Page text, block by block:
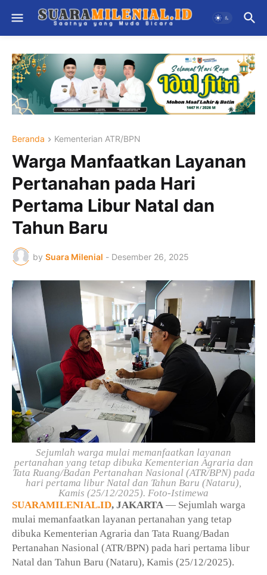
Beranda Kementerian ATR/BPN
Warga Manfaatkan Layanan
Pertanahan pada Hari
Pertama Libur Natal dan
Tahun Baru
by Suara Milenial - Desember 26, 2025
Sejumlah warga mulai memanfaatkan layanan
pertanahan yang tetap dibuka Kementerian Agraria dan
Tata Ruang/Badan Pertanahan Nasional (ATR/BPN) pada
hari pertama libur Natal dan Tahun Baru (Nataru),
Kamis (25/12/2025). Foto-Istimewa
SUARAMILENIAL.ID, JAKARTA — Sejumlah warga
mulai memanfaatkan layanan pertanahan yang tetap
dibuka Kementerian Agraria dan Tata Ruang/Badan
Pertanahan Nasional (ATR/BPN) pada hari pertama libur
Natal dan Tahun Baru (Nataru), Kamis (25/12/2025).